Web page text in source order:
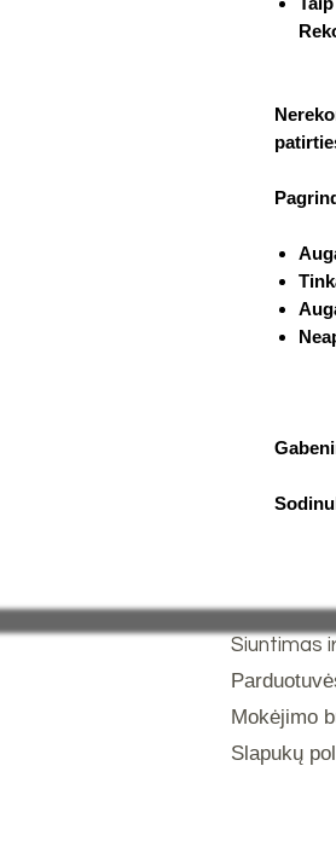
Siuntimas
Mokėjimo
Slapukų